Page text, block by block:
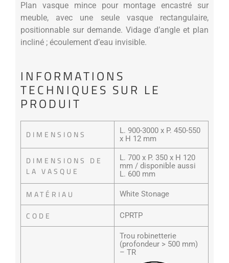
Plan vasque mince pour montage encastré sur
meuble, avec une seule vasque rectangulaire,
positionnable sur demande. Vidage d’angle et plan
incliné ; écoulement d’eau invisible.
INFORMATIONS
TECHNIQUES SUR LE
PRODUIT
DIMENSIONS
L. 900-3000 x P. 450-550
x H 12 mm
DIMENSIONS DE
LA VASQUE
L. 700 x P. 350 x H 120
mm / disponible aussi
L. 600 mm
MATÉRIAU White Stonage
CODE CPRTP
Trou robinetterie
(profondeur > 500 mm)
– TR